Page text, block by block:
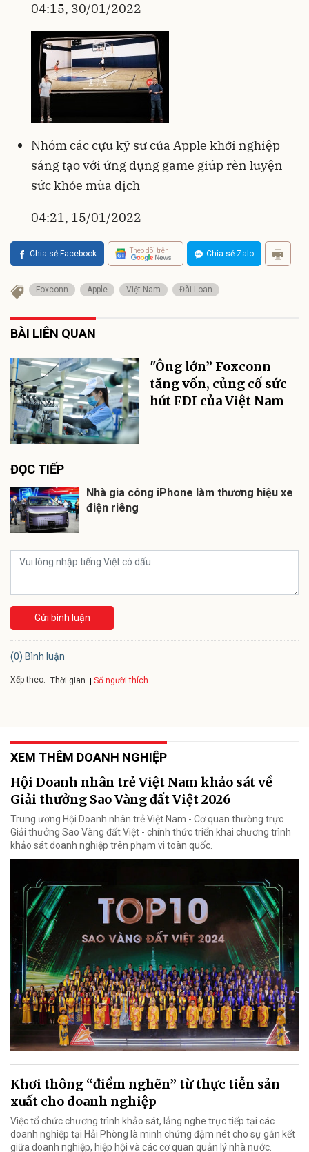
04:15, 30/01/2022
Nhóm các cựu kỹ sư của Apple khởi nghiệp
sáng tạo với ứng dụng game giúp rèn luyện
sức khỏe mùa dịch
04:21, 15/01/2022
Chia sẻ Facebook Theo dõi trên Chia sẻ Zalo
Foxconn Apple Việt Nam Đài Loan
BÀI LIÊN QUAN
"Ông lớn” Foxconn
tăng vốn, củng cố sức
hút FDI của Việt Nam
ĐỌC TIẾP
Nhà gia công iPhone làm thương hiệu xe
điện riêng
Gửi bình luận
(0) Bình luận
Xếp theo: Thời gian Số người thích
XEM THÊM DOANH NGHIỆP
Hội Doanh nhân trẻ Việt Nam khảo sát về
Giải thưởng Sao Vàng đất Việt 2026
Trung ương Hội Doanh nhân trẻ Việt Nam - Cơ quan thường trực
Giải thưởng Sao Vàng đất Việt - chính thức triển khai chương trình
khảo sát doanh nghiệp trên phạm vi toàn quốc.
Khơi thông “điểm nghẽn” từ thực tiễn sản
xuất cho doanh nghiệp
Việc tổ chức chương trình khảo sát, lắng nghe trực tiếp tại các
doanh nghiệp tại Hải Phòng là minh chứng đậm nét cho sự gắn kết
giữa doanh nghiệp, hiệp hội và các cơ quan quản lý nhà nước.